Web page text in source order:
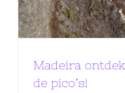
Madeira
de pico’s!